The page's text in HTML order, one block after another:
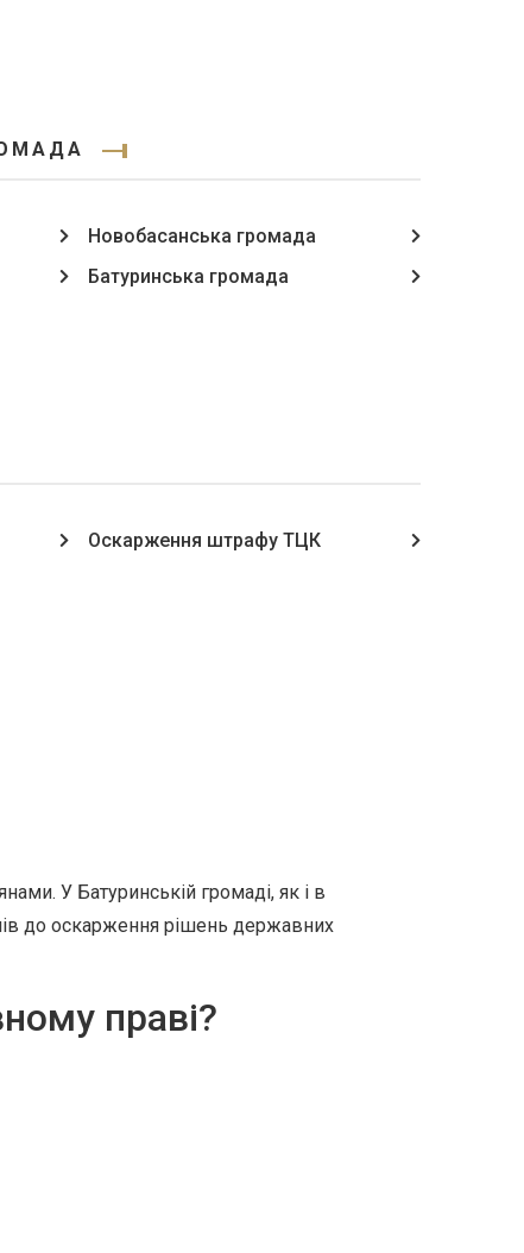
Новобасанська громада
Батуринська громада
Оскарження штрафу ТЦК
У Батуринській громаді, як і в
до оскарження рішень державних
праві?